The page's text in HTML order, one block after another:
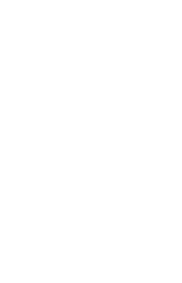
"Padlet" →
contacto
de datos